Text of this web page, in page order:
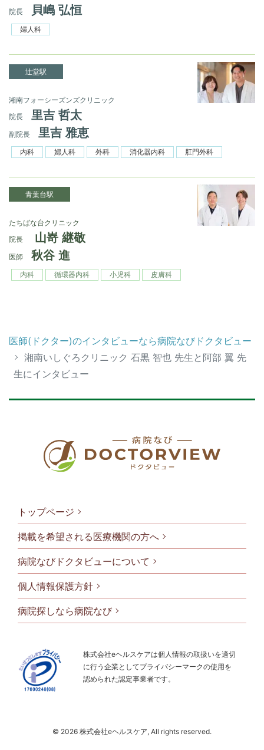
院長
貝嶋 弘恒
婦人科
辻堂駅
湘南フォーシーズンズクリニック
院長
里吉 哲太
副院長 里吉 雅恵
内科 婦人科 外科 消化器内科 肛門外科
青葉台駅
たちばな台クリニック
院長
山嵜 継敬
医師 秋谷 進
内科 循環器内科 小児科 皮膚科
医師(ドクター)のインタビューなら病院なびドクタビュー
湘南いしぐろクリニック 石黒 智也 先生と阿部 翼 先
生にインタビュー
フッタメニ
トップページ
掲載を希望される医療機関の方へ
病院なびドクタビューについて
個人情報保護方針
病院探しなら病院なび
株式会社eヘルスケアは個人情報の取扱いを適切
に行う企業としてプライバシーマークの使用を
認められた認定事業者です。
© 2026 株式会社eヘルスケア, All rights reserved.